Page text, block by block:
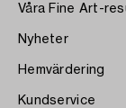
Våra Fine Art-
Nyheter
Hemvärdering
Kundservice